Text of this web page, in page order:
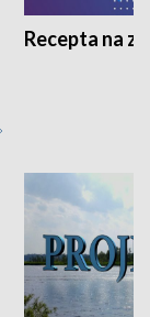
Recepta na